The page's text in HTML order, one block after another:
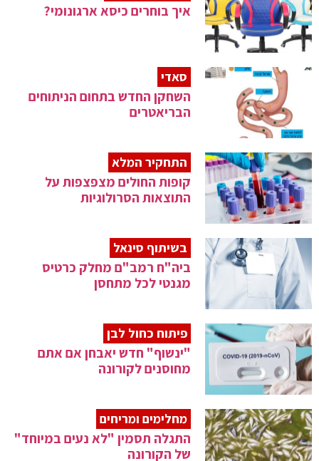
איך בוחרים כיסא ארגונומי?
סאדי
השחקן החדש בתחום הניתוחים
הבריאטרים
התחקיר המלא
קופות החולים מצפצפות על
התוצאות הסרולוגיות
בשיתוף סינאל
ביה"ח רמב"ם מחלק כרטיס
מגנטי לכל מתחסן
פיתוח כחול לבן
"ינשוף" חדש יאבחן אם אתם
מחוסנים לקורונה
מחלימים ומריחים
התגלה תסמין "לא נעים במיוחד"
של הקורונה